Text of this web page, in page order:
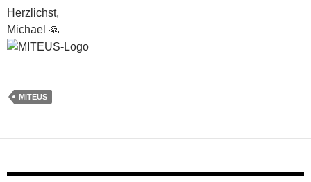
Herzlichst,
Michael 🙏
MITEUS